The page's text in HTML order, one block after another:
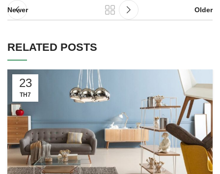
Newer Older
RELATED POSTS
23
TH7